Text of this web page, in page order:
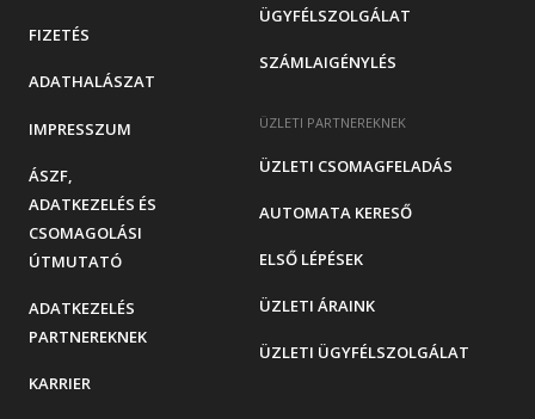
ÜGYFÉLSZOLGÁLAT
SZÁMLAIGÉNYLÉS
ÜZLETI PARTNEREKNEK
ÜZLETI CSOMAGFELADÁS
AUTOMATA KERESŐ
ELSŐ LÉPÉSEK
ÜZLETI ÁRAINK
ÜZLETI ÜGYFÉLSZOLGÁLAT
FIZETÉS
ADATHALÁSZAT
IMPRESSZUM
ÁSZF,
ADATKEZELÉS ÉS
CSOMAGOLÁSI
ÚTMUTATÓ
ADATKEZELÉS
PARTNEREKNEK
KARRIER